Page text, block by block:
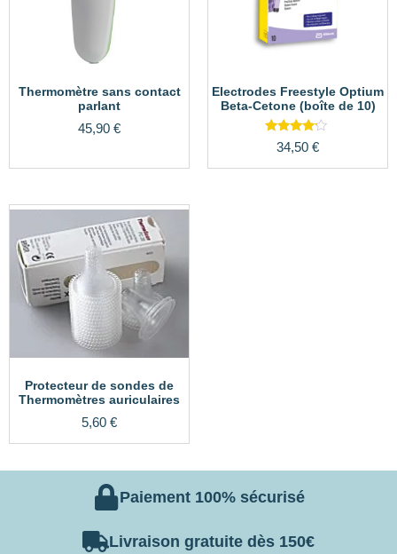
Thermomètre sans contact
parlant
45,90 €
Electrodes Freestyle Optium
Beta-Cetone (boîte de 10)
Note
4.00
sur 5
34,50 €
Protecteur de sondes de
Thermomètres auriculaires
5,60 €
Paiement 100% sécurisé
Livraison gratuite dès 150€